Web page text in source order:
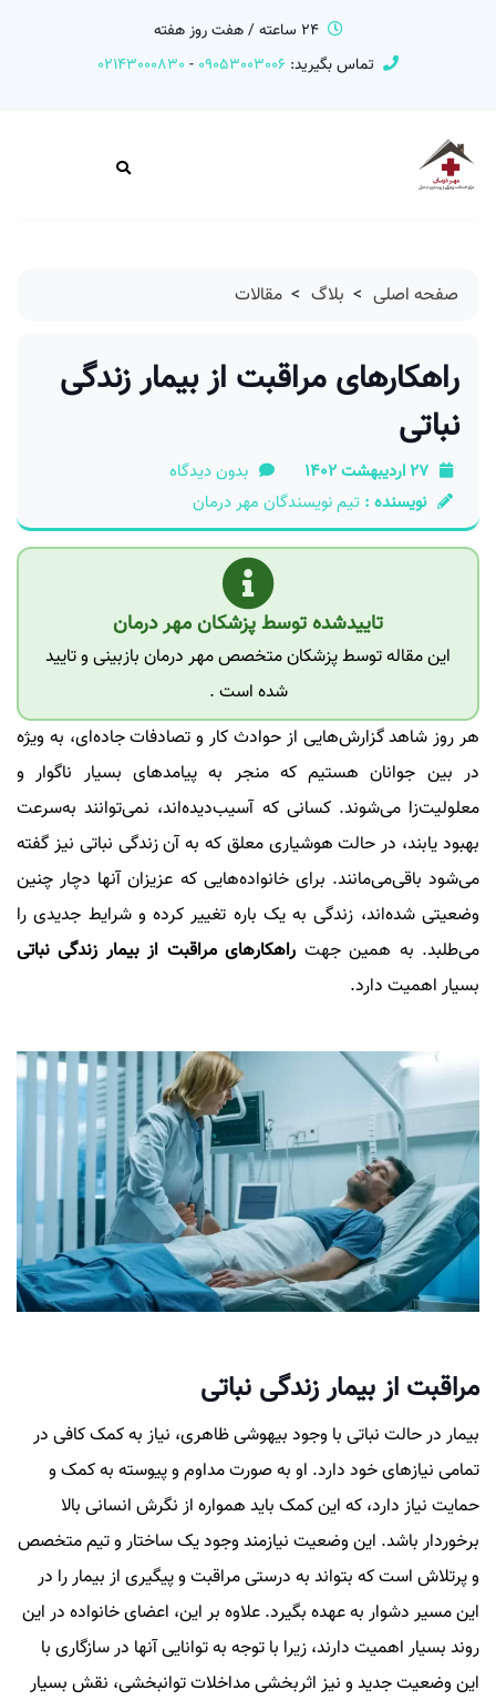
24 ساعته / هفت روز هفته
تماس بگیرید: 09053003006
-
02143000830
صفحه اصلی > بلاگ > مقالات
راهکارهای مراقبت از بیمار زندگی
نباتی
27 اردیبهشت 1402
بدون دیدگاه
نویسنده : تیم نویسندگان مهر درمان
تاییدشده توسط پزشکان مهر درمان
این مقاله توسط پزشکان متخصص مهر درمان بازبینی و تایید
شده است .
هر روز شاهد گزارش‌هایی از حوادث کار و تصادفات جاده‌ای، به ویژه
در بین جوانان هستیم که منجر به پیامدهای بسیار ناگوار و
معلولیت‌زا می‌شوند. کسانی که آسیب‌دیده‌اند، نمی‌توانند به‌سرعت
بهبود یابند، در حالت هوشیاری معلق که به آن زندگی نباتی نیز گفته
می‌شود باقی‌می‌مانند. برای خانواده‌هایی که عزیزان آنها دچار چنین
وضعیتی شده‌اند، زندگی به یک باره تغییر کرده و شرایط جدیدی را
می‌طلبد. به همین جهت راهکارهای مراقبت از بیمار زندگی نباتی
بسیار اهمیت دارد.
مراقبت از بیمار زندگی نباتی
بیمار در حالت نباتی با وجود بیهوشی ظاهری، نیاز به کمک کافی در
تمامی نیازهای خود دارد. او به صورت مداوم و پیوسته به کمک و
حمایت نیاز دارد، که این کمک باید همواره از نگرش انسانی بالا
برخوردار باشد. این وضعیت نیازمند وجود یک ساختار و تیم متخصص
و پرتلاش است که بتواند به درستی مراقبت و پیگیری از بیمار را در
این مسیر دشوار به عهده بگیرد. علاوه بر این، اعضای خانواده در این
روند بسیار اهمیت دارند، زیرا با توجه به توانایی آنها در سازگاری با
این وضعیت جدید و نیز اثربخشی مداخلات توانبخشی، نقش بسیار